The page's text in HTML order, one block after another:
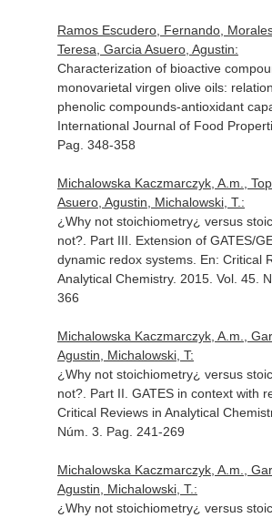
Ramos Escudero, Fernando,
Teresa, Garcia Asuero, Agustin:
Characterization of bioactive
monovarietal virgen olive oils:
phenolic compounds-antioxidant
International Journal of Food
Pag. 348-358
Michalowska Kaczmarczyk, A.m.,
Asuero, Agustin, Michalowski, T.:
¿Why not stoichiometry¿ versus
not?. Part III. Extension of GATES/
dynamic redox systems. En: Critical
Analytical Chemistry. 2015. Vol. 45.
366
Michalowska Kaczmarczyk, A.m.,
Agustin, Michalowski, T:
¿Why not stoichiometry¿ versus
not?. Part II. GATES in context with
Critical Reviews in Analytical
Núm. 3. Pag. 241-269
Michalowska Kaczmarczyk, A.m.,
Agustin, Michalowski, T.:
¿Why not stoichiometry¿ versus